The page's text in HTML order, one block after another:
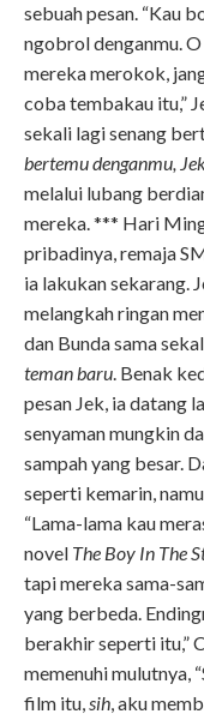
sebuah pesan. “Kau
ngobrol denganmu.
mereka merokok,
coba tembakau itu,”
sekali lagi senang
bertemu denganmu,
melalui lubang
mereka. *** Hari
pribadinya, remaja
ia lakukan sekarang.
melangkah ringan
dan Bunda sama
teman baru. Benak
pesan Jek, ia datang
senyaman mungkin
sampah yang besar.
seperti kemarin,
“Lama-lama kau
novel The Boy In The
tapi mereka sama-
yang berbeda.
berakhir seperti itu,”
memenuhi mulutnya,
film itu,sih, aku